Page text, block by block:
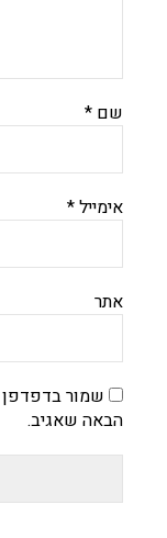
שם *
אימייל*
אתר
שמור
הבאה שאגיב.